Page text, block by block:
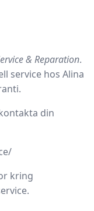
& Reparation.
service hos Alina
.
din
kring